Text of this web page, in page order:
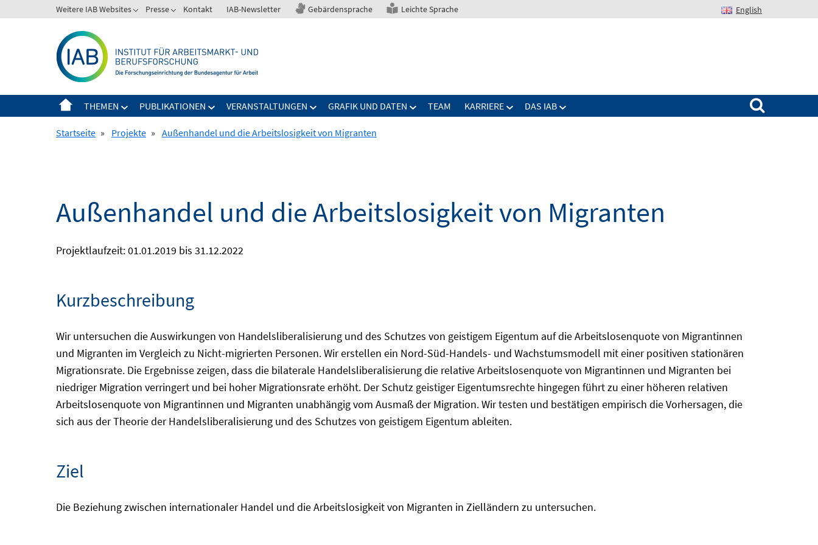
zum
Weitere IAB Websites Presse Kontakt IAB-Newsletter Gebärdensprache Leichte Sprache English
THEMEN PUBLIKATIONEN VERANSTALTUNGEN GRAFIK UND DATEN TEAM KARRIERE DAS IAB
Suchen nach:
Startseite » Projekte » Außenhandel und die Arbeitslosigkeit von Migranten
Außenhandel und die Arbeitslosigkeit von Migranten
Projektlaufzeit: 01.01.2019 bis 31.12.2022
Kurzbeschreibung
Wir untersuchen die Auswirkungen von Handelsliberalisierung und des Schutzes von geistigem Eigentum auf die Arbeitslosenquote von Migrantinnen
und Migranten im Vergleich zu Nicht-migrierten Personen. Wir erstellen ein Nord-Süd-Handels- und Wachstumsmodell mit einer positiven stationären
Migrationsrate. Die Ergebnisse zeigen, dass die bilaterale Handelsliberalisierung die relative Arbeitslosenquote von Migrantinnen und Migranten bei
niedriger Migration verringert und bei hoher Migrationsrate erhöht. Der Schutz geistiger Eigentumsrechte hingegen führt zu einer höheren relativen
Arbeitslosenquote von Migrantinnen und Migranten unabhängig vom Ausmaß der Migration. Wir testen und bestätigen empirisch die Vorhersagen, die
sich aus der Theorie der Handelsliberalisierung und des Schutzes von geistigem Eigentum ableiten.
Ziel
Die Beziehung zwischen internationaler Handel und die Arbeitslosigkeit von Migranten in Zielländern zu untersuchen.